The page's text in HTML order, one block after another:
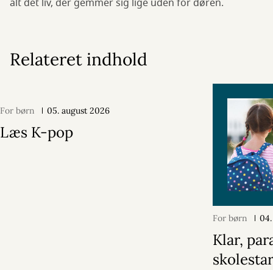
alt det liv, der gemmer sig lige uden for døren.
Relateret indhold
For børn 05. august 2026
Læs K-pop
For børn
Klar,